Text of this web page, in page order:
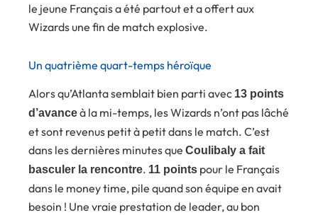
le jeune Français a été partout et a offert aux
Wizards une fin de match explosive.
Un quatrième quart-temps héroïque
Alors qu’Atlanta semblait bien parti avec 13 points
d’avanceà la mi-temps, les Wizards n’ont pas lâché
et sont revenus petit à petit dans le match. C’est
dans les dernières minutes que Coulibaly a fait
basculer la rencontre. 11 points pour le Français
dans le money time, pile quand son équipe en avait
besoin ! Une vraie prestation de leader, au bon